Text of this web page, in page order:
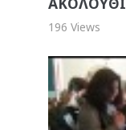
196 Views